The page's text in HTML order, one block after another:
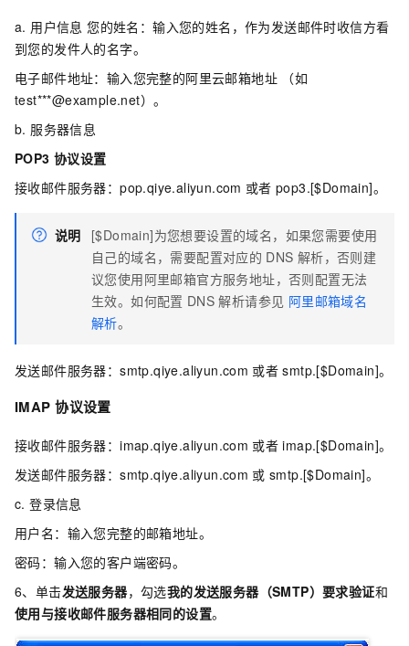
a. 用户信息 您的姓名：输入您的姓名，作为发送邮件时收信方看
到您的发件人的名字。
电子邮件地址：输入您完整的阿里云邮箱地址 （如
test***@example.net）。
b. 服务器信息
POP3 协议设置
接收邮件服务器：pop.qiye.aliyun.com 或者 pop3.[$Domain]。
说明
[$Domain]为您想要设置的域名，如果您需要使用
自己的域名，需要配置对应的 DNS 解析，否则建
议您使用阿里邮箱官方服务地址，否则配置无法
生效。如何配置 DNS 解析请参见 阿里邮箱域名
解析。
发送邮件服务器：smtp.qiye.aliyun.com 或者 smtp.[$Domain]。
IMAP 协议设置
接收邮件服务器：imap.qiye.aliyun.com 或者 imap.[$Domain]。
发送邮件服务器：smtp.qiye.aliyun.com 或 smtp.[$Domain]。
c. 登录信息
用户名：输入您完整的邮箱地址。
密码：输入您的客户端密码。
6、单击发送服务器，勾选我的发送服务器（SMTP）要求验证和
使用与接收邮件服务器相同的设置。